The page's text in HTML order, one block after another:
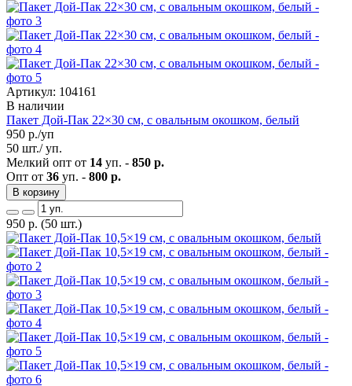
Артикул: 104161
В наличии
Пакет Дой-Пак 22×30 см, с овальным окошком, белый
950 р./уп
50 шт./ уп.
Мелкий опт от 14 уп. - 850 р.
Опт от 36 уп. - 800 р.
В корзину
950 р. (50 шт.)